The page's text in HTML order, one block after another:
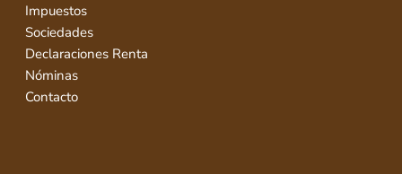
Impuestos
Sociedades
Declaraciones Renta
Nóminas
Contacto